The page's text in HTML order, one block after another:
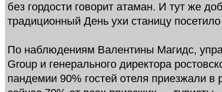
без гордости говорит атаман. И тут же
традиционный День ухи станицу
По наблюдениям Валентины Магидс,
Group и генерального директора
пандемии 90% гостей отеля приезжали